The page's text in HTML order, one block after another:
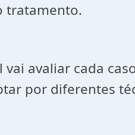
tratamento.
avaliar cada
por diferentes